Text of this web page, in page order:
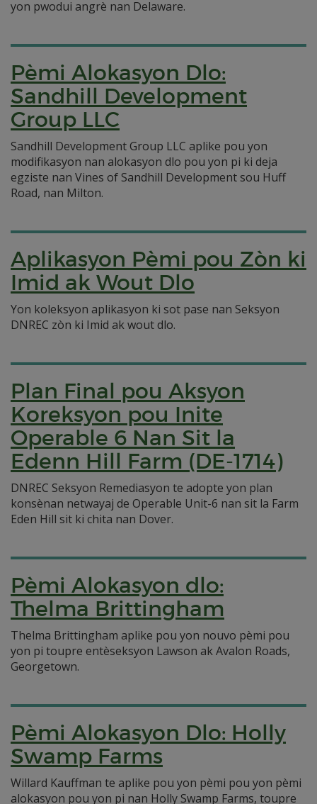
yon pwodui angrè nan Delaware.
Pèmi Alokasyon Dlo:
Sandhill Development
Group LLC
Sandhill Development Group LLC aplike pou yon
modifikasyon nan alokasyon dlo pou yon pi ki deja
egziste nan Vines of Sandhill Development sou Huff
Road, nan Milton.
Aplikasyon Pèmi pou Zòn ki
Imid ak Wout Dlo
Yon koleksyon aplikasyon ki sot pase nan Seksyon
DNREC zòn ki Imid ak wout dlo.
Plan Final pou Aksyon
Koreksyon pou Inite
Operable 6 Nan Sit la
Edenn Hill Farm (DE-1714)
DNREC Seksyon Remediasyon te adopte yon plan
konsènan netwayaj de Operable Unit-6 nan sit la Farm
Eden Hill sit ki chita nan Dover.
Pèmi Alokasyon dlo:
Thelma Brittingham
Thelma Brittingham aplike pou yon nouvo pèmi pou
yon pi toupre entèseksyon Lawson ak Avalon Roads,
Georgetown.
Pèmi Alokasyon Dlo: Holly
Swamp Farms
Willard Kauffman te aplike pou yon pèmi pou yon pèmi
alokasyon pou yon pi nan Holly Swamp Farms, toupre